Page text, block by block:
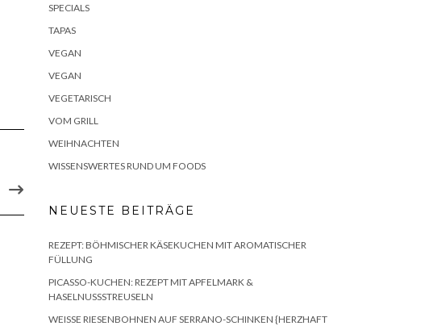
SPECIALS
TAPAS
VEGAN
VEGAN
VEGETARISCH
VOM GRILL
WEIHNACHTEN
WISSENSWERTES RUND UM FOODS
NEUESTE BEITRÄGE
REZEPT: BÖHMISCHER KÄSEKUCHEN MIT AROMATISCHER
FÜLLUNG
PICASSO-KUCHEN: REZEPT MIT APFELMARK &
HASELNUSSSTREUSELN
WEISSE RIESENBOHNEN AUF SERRANO-SCHINKEN {HERZHAFT A